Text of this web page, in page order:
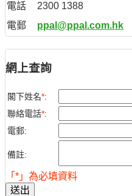
電話
2300 1388
電郵
ppal@ppal.com.hk
網上查詢
閣下姓名*:
聯絡電話*:
電郵:
備註:
「*」為必填資料
送出